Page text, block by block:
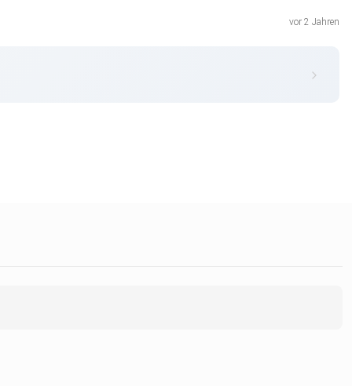
vor 2 Jahren